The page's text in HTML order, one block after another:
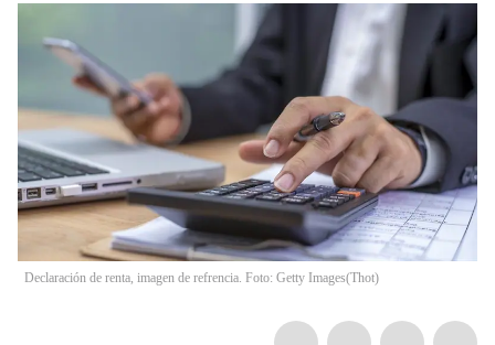
Declaración de renta, imagen de refrencia. Foto: Getty Images(Thot)